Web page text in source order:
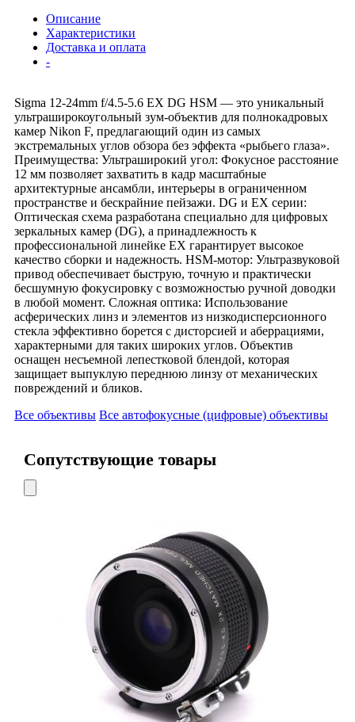
Описание
Характеристики
Доставка и оплата
-
Sigma 12-24mm f/4.5-5.6 EX DG HSM — это уникальный
ультраширокоугольный зум-объектив для полнокадровых
камер Nikon F, предлагающий один из самых
экстремальных углов обзора без эффекта «рыбьего глаза».
Преимущества: Ультраширокий угол: Фокусное расстояние
12 мм позволяет захватить в кадр масштабные
архитектурные ансамбли, интерьеры в ограниченном
пространстве и бескрайние пейзажи. DG и EX серии:
Оптическая схема разработана специально для цифровых
зеркальных камер (DG), а принадлежность к
профессиональной линейке EX гарантирует высокое
качество сборки и надежность. HSM-мотор: Ультразвуковой
привод обеспечивает быструю, точную и практически
бесшумную фокусировку с возможностью ручной доводки
в любой момент. Сложная оптика: Использование
асферических линз и элементов из низкодисперсионного
стекла эффективно борется с дисторсией и аберрациями,
характерными для таких широких углов. Объектив
оснащен несъемной лепестковой блендой, которая
защищает выпуклую переднюю линзу от механических
повреждений и бликов.
Все объективы Все автофокусные (цифровые) объективы
Сопутствующие товары